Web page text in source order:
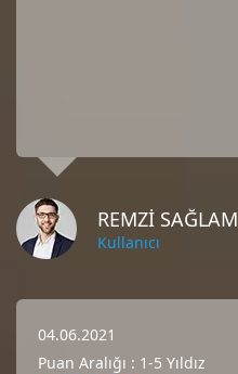
REMZI SAĞLAM
Kullanıcı
04.06.2021
Puan Aralığı : 1-5 Yıldız